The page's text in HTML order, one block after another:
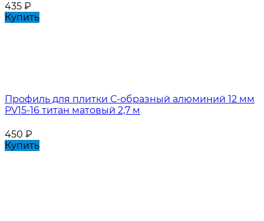
435 ₽
Купить
Профиль для плитки С-образный алюминий 12 мм
PV15-16 титан матовый 2,7 м
450 ₽
Купить